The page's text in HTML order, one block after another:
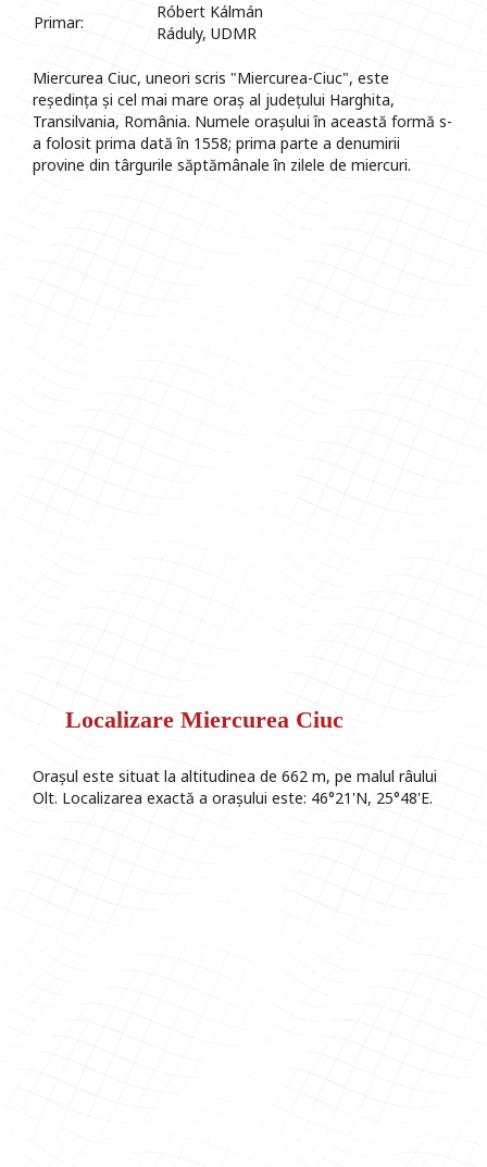
Primar:
Róbert Kálmán
Ráduly, UDMR
Miercurea Ciuc, uneori scris "Miercurea-Ciuc", este
reședința și cel mai mare oraș al județului Harghita,
Transilvania, România. Numele orașului în această formă s-
a folosit prima dată în 1558; prima parte a denumirii
provine din târgurile săptămânale în zilele de miercuri.
Localizare Miercurea Ciuc
Orașul este situat la altitudinea de 662 m, pe malul râului
Olt. Localizarea exactă a orașului este: 46°21'N, 25°48'E.